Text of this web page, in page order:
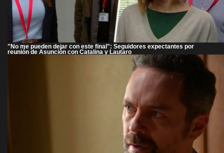
"No me pueden dejar con este final": Seguidores expectantes por
reunión de Asunción con Catalina y Lautaro